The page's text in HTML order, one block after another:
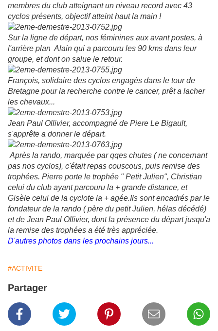
membres du club atteignant un niveau record avec 43
cyclos présents, objectif atteint haut la main !
Sur la ligne de départ, nos féminines aux avant postes, à
l'arrière plan Alain qui a parcouru les 90 kms dans leur
groupe, et dont on salue le retour.
François, solidaire des cyclos engagés dans le tour de
Bretagne pour la recherche contre le cancer, prêt a lacher
les chevaux...
Jean Paul Ollivier, accompagné de Piere Le Bigault,
s'apprête a donner le départ.
Après la rando, marquée par qqes chutes ( ne concernant
pas nos cyclos), c'était repas couscous, puis remise des
trophées. Pierre porte le trophée " Petit Julien", Christian
celui du club ayant parcouru la + grande distance, et
Gisèle celui de la cyclote la + agée.Ils sont encadrés par le
fondateur de la rando ( père du petit Julien, hélas décédé)
et de Jean Paul Ollivier, dont la présence du départ jusqu'a
la remise des trophées a été très appréciée.
D'autres photos dans les prochains jours...
#ACTIVITE
Partager